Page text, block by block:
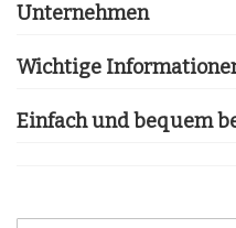
Unternehmen
Wichtige
Einfach und bequem